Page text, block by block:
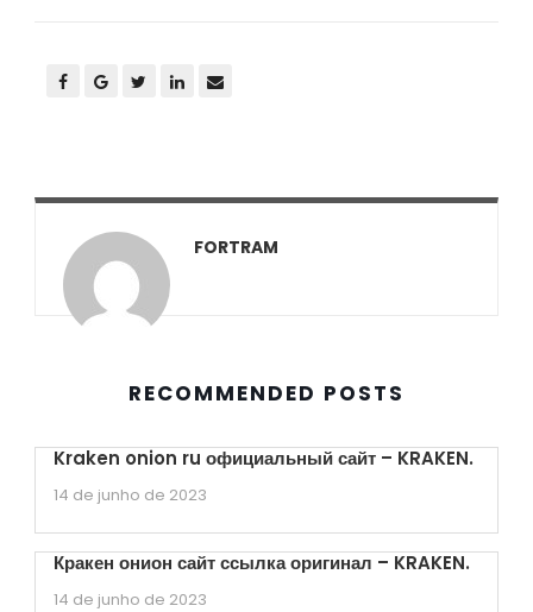
FORTRAM
RECOMMENDED POSTS
Kraken onion ru официальный сайт – KRAKEN.
14 de junho de 2023
Кракен онион сайт ссылка оригинал – KRAKEN.
14 de junho de 2023